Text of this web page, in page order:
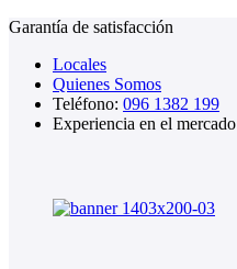
Garantía de satisfacción
Locales
Quienes Somos
Teléfono: 096 1382 199
Experiencia en el mercado